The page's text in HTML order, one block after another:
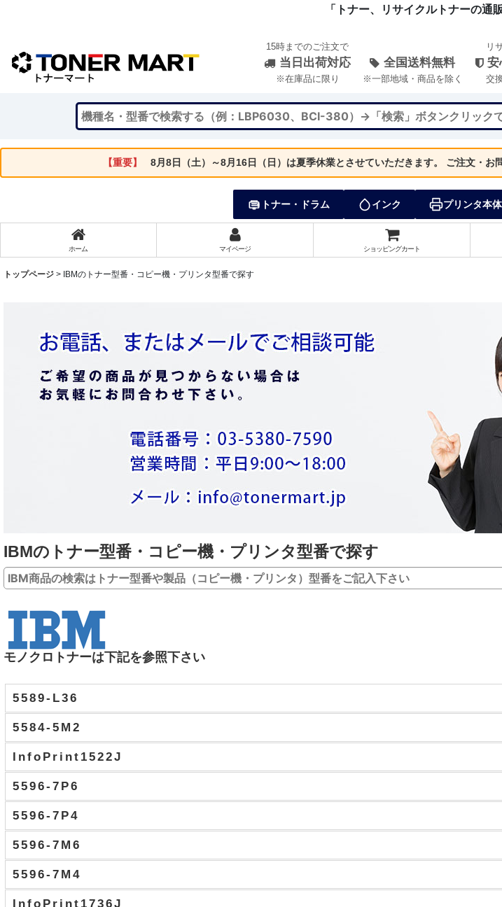
「トナー、リサイクルトナーの通
15時までのご注文で
当日出荷対応
※在庫品に限り
全国送料無料
※一部地域・商品を除く
リ
安
交
【重要】 8月8日（土）～8月16日（日）は夏季休業とさせていただきます。 ご注文・お
トナー・ドラム インク プリンタ本体
ホーム マイページ ショッピングカート
トップページ > IBMのトナー型番・コピー機・プリンタ型番で探す
IBMのトナー型番・コピー機・プリンタ型番で探す
モノクロトナーは下記を参照下さい
5589-L36
5584-5M2
InfoPrint1522J
5596-7P6
5596-7P4
5596-7M6
5596-7M4
InfoPrint1736J